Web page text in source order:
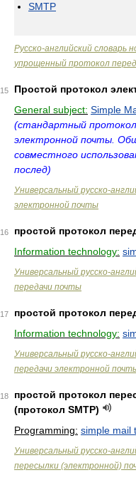
SMTP
Русско-английский словарь
упрощенный протокол
15
Простой протокол
General subject: Simple
(стандартный
электронной почты.
совместного
послед)
Универсальный русско-
электронной почты
16
простой протокол
Information technology:
Универсальный русско-
передачи почты
17
простой протокол
Information technology:
Универсальный русско-
передачи электронной
18
простой протокол
(протокол SMTP)
Programming: simple mail
Универсальный русско-
пересылки (электронной)